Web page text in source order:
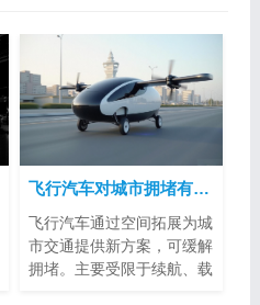
飞行汽车对城市拥堵有帮助吗？
飞行汽车通过空间拓展为城
市交通提供新方案，可缓解
拥堵。主要受限于续航、载